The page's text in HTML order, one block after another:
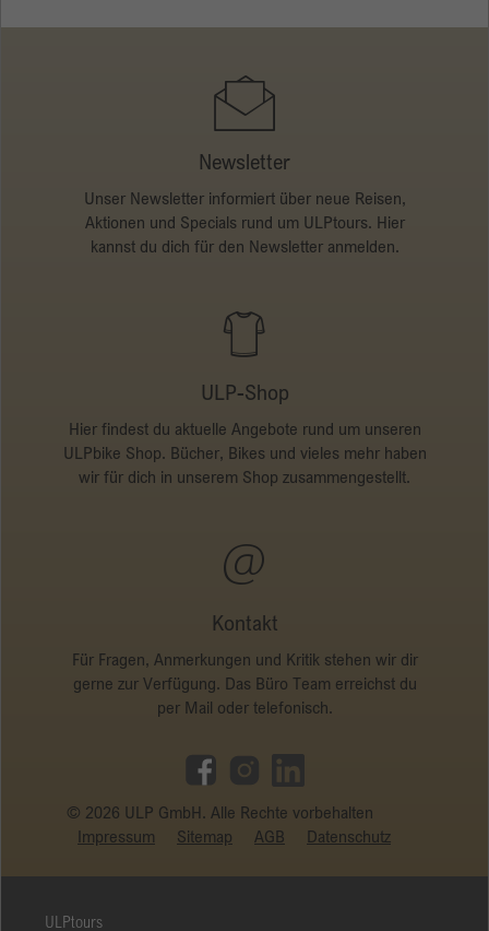
Newsletter
Unser Newsletter informiert über neue Reisen,
Aktionen und Specials rund um ULPtours. Hier
kannst du dich für den Newsletter anmelden.
ULP-Shop
Hier findest du aktuelle Angebote rund um unseren
ULPbike Shop. Bücher, Bikes und vieles mehr haben
wir für dich in unserem Shop zusammengestellt.
Kontakt
Für Fragen, Anmerkungen und Kritik stehen wir dir
gerne zur Verfügung. Das Büro Team erreichst du
per Mail oder telefonisch.
© 2026 ULP GmbH. Alle Rechte vorbehalten
Impressum
Sitemap AGB Datenschutz
ULPtours